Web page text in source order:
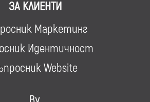
ЗА КЛИЕНТИ
Маркетинг
Идентичност
Website